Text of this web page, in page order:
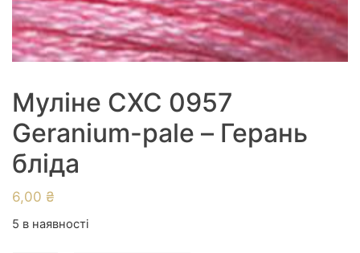
Муліне СХС 0957
Geranium-pale – Герань
бліда
6,00 ₴
5 в наявності